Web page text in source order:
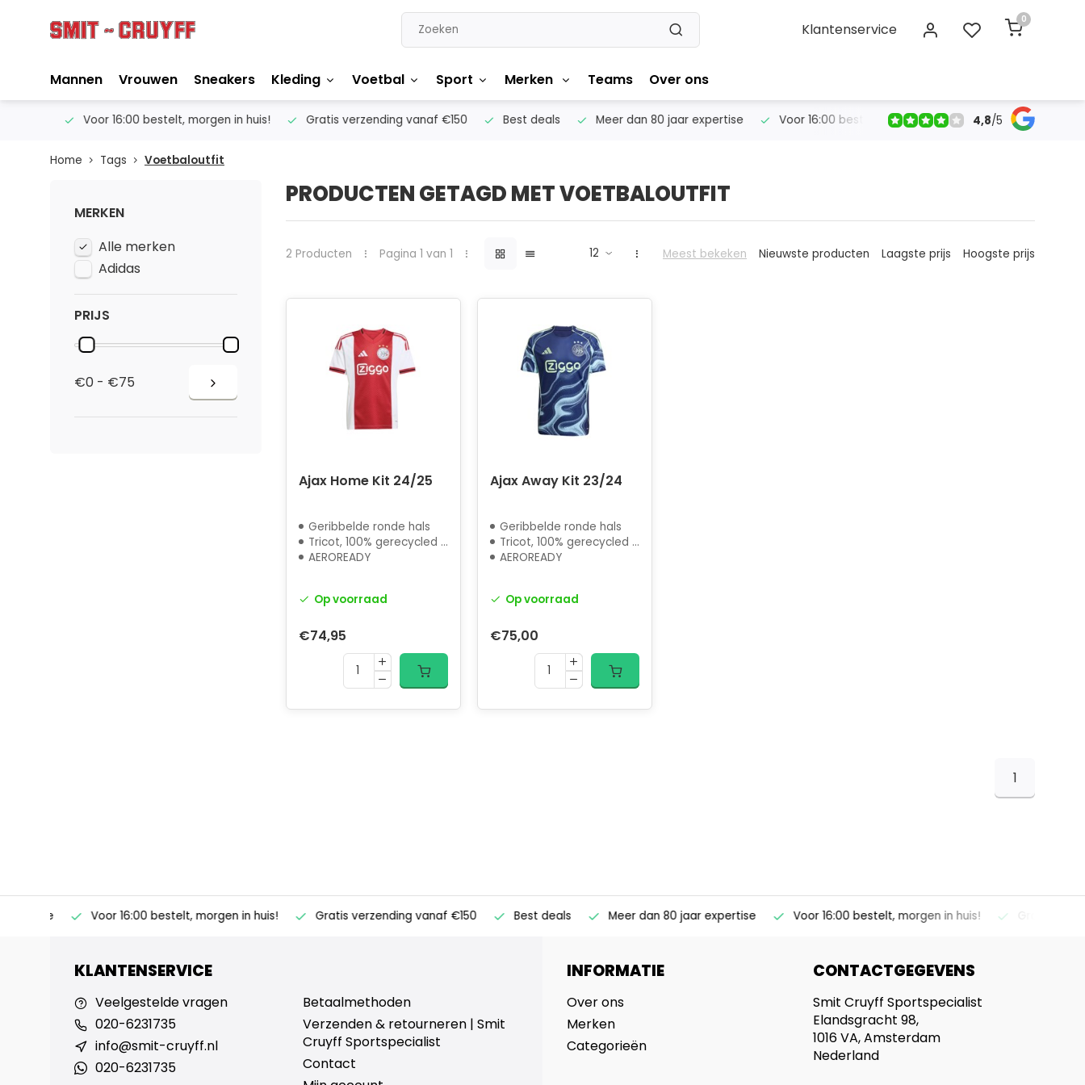
Klantenservice
0
Mannen Vrouwen Sneakers Kleding Voetbal Sport Merken Teams Over ons
Voor 16:00 bestelt, morgen in huis! Gratis verzending vanaf €150 Best deals Meer dan 80 jaar expertise Voor 16:00 bestelt, morgen in huis! Gratis
4,8/5
Home Tags Voetbaloutfit
MERKEN
Alle merken
Adidas
PRIJS
€0 - €75
PRODUCTEN GETAGD MET VOETBALOUTFIT
2 Producten Pagina 1 van 1 Meest bekeken Nieuwste producten Laagste prijs Hoogste prijs
Ajax Home Kit 24/25
Geribbelde ronde hals
Tricot, 100% gerecycled polyester
AEROREADY
Op voorraad
€74,95
Ajax Away Kit 23/24
Geribbelde ronde hals
Tricot, 100% gerecycled polyester
AEROREADY
Op voorraad
€75,00
1
Voor 16:00 bestelt, morgen in huis! Gratis verzending vanaf €150 Best deals Meer dan 80 jaar expertise Voor 16:00 bestelt, morgen in huis! Gratis
KLANTENSERVICE
Veelgestelde vragen
020-6231735
info@smit-cruyff.nl
020-6231735
Betaalmethoden
Verzenden & retourneren | Smit
Cruyff Sportspecialist
Contact
INFORMATIE
Over ons
Merken
Categorieën
CONTACTGEGEVENS
Smit Cruyff Sportspecialist
Elandsgracht 98,
1016 VA, Amsterdam
Nederland